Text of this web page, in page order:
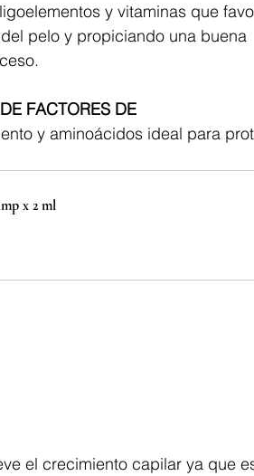
y vitaminas que
pelo y propiciando una buena
FACTORES DE
y aminoácidos ideal para
x 2 ml
el crecimiento capilar ya que